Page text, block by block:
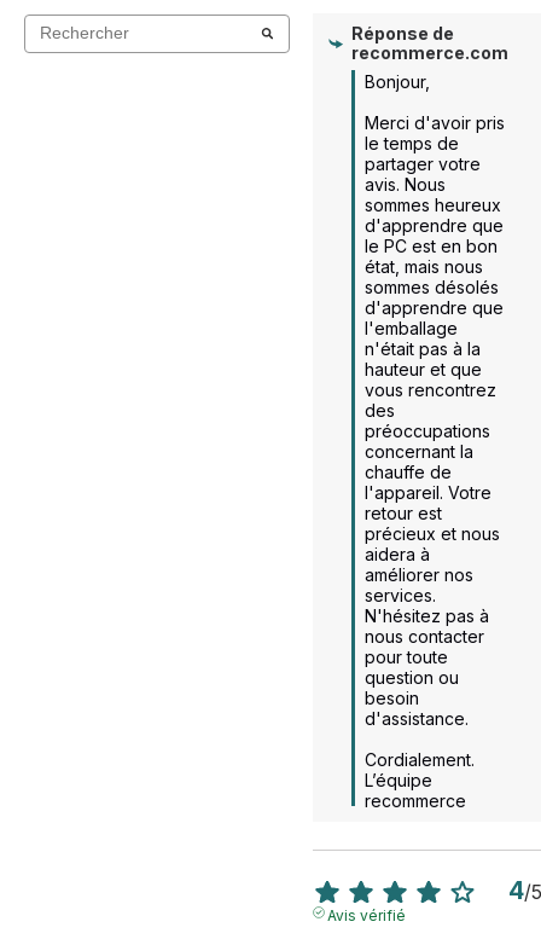
Réponse de
recommerce.com
Bonjour,
Merci d'avoir pris
le temps de
partager votre
avis. Nous
sommes heureux
d'apprendre que
le PC est en bon
état, mais nous
sommes désolés
d'apprendre que
l'emballage
n'était pas à la
hauteur et que
vous rencontrez
des
préoccupations
concernant la
chauffe de
l'appareil. Votre
retour est
précieux et nous
aidera à
améliorer nos
services.
N'hésitez pas à
nous contacter
pour toute
question ou
besoin
d'assistance.
Cordialement.
L’équipe
recommerce
4/5
Avis vérifié